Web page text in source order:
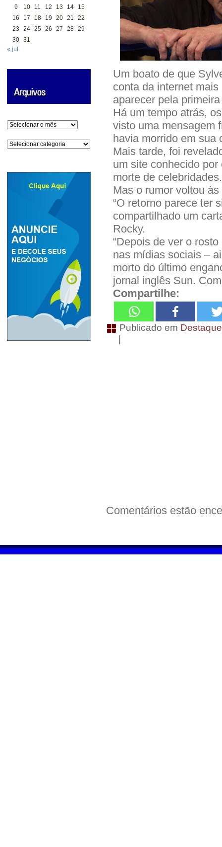
9
10 11 12 13 14
15
16
17 18 19 20 21
22
23
24 25 26 27 28 29
30 31
« jul
Arquivos
Categorias
Um boato de que
conta da internet
aparecer pela
Há um tempo atrás,
visto uma mensagem
havia morrido em sua
Mais tarde, foi
um site conhecido
morte de celebridades.
Mas o rumor voltou
“O retorno parece ter
compartilhado um
Rocky.
“Depois de ver o
nas mídias sociais –
morto do último
jornal inglês Sun.
Compartilhe:
Publicado em
|
Comentários estão